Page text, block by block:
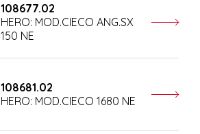
108677.02
HERO: MOD.CIECO ANG.SX
150 NE
108681.02
HERO: MOD.CIECO 1680 NE